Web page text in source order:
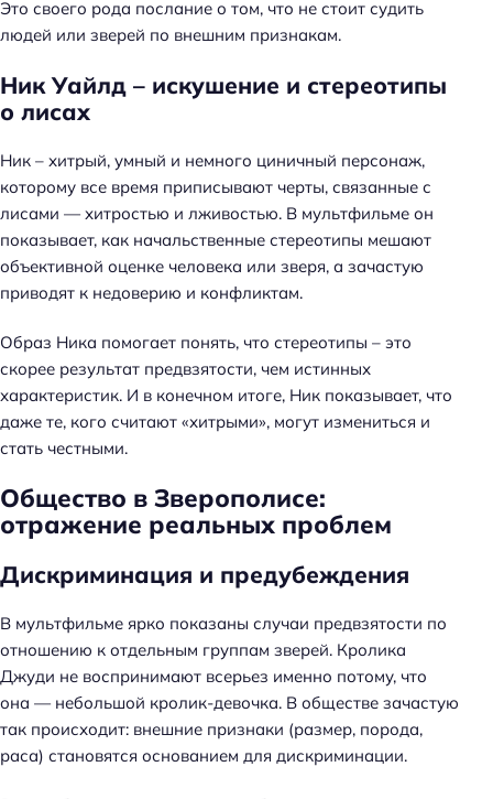
Это своего рода послание о том, что не стоит судить
людей или зверей по внешним признакам.
Ник Уайлд – искушение и стереотипы
о лисах
Ник – хитрый, умный и немного циничный персонаж,
которому все время приписывают черты, связанные с
лисами — хитростью и лживостью. В мультфильме он
показывает, как начальственные стереотипы мешают
объективной оценке человека или зверя, а зачастую
приводят к недоверию и конфликтам.
Образ Ника помогает понять, что стереотипы – это
скорее результат предвзятости, чем истинных
характеристик. И в конечном итоге, Ник показывает, что
даже те, кого считают «хитрыми», могут измениться и
стать честными.
Общество в Зверополисе:
отражение реальных проблем
Дискриминация и предубеждения
В мультфильме ярко показаны случаи предвзятости по
отношению к отдельным группам зверей. Кролика
Джуди не воспринимают всерьез именно потому, что
она — небольшой кролик-девочка. В обществе зачастую
так происходит: внешние признаки (размер, порода,
раса) становятся основанием для дискриминации.